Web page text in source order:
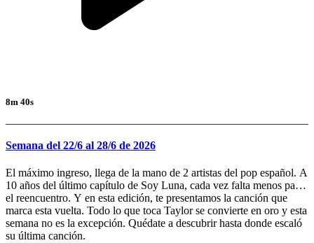
8m 40s
Semana del 22/6 al 28/6 de 2026
El máximo ingreso, llega de la mano de 2 artistas del pop español. A
10 años del último capítulo de Soy Luna, cada vez falta menos para
el reencuentro. Y en esta edición, te presentamos la canción que
marca esta vuelta. Todo lo que toca Taylor se convierte en oro y esta
semana no es la excepción. Quédate a descubrir hasta donde escaló
su última canción.